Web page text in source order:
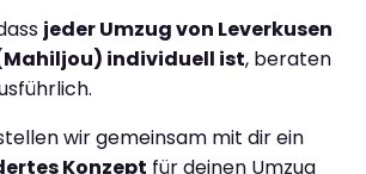
jeder Umzug von Leverkusen
individuell ist, beraten
wir gemeinsam mit dir ein
Konzept für deinen Umzug